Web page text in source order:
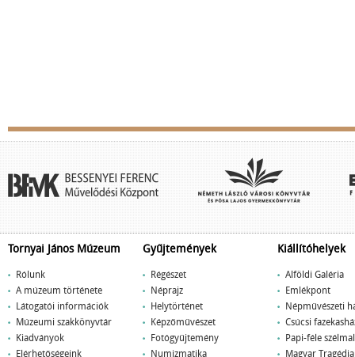
Tornyai János Múzeum
Rólunk
A múzeum története
Látogatói információk
Múzeumi szakkönyvtár
Kiadványok
Elérhetőségeink
Gyűjtemények
Régészet
Néprajz
Helytörténet
Képzőművészet
Fotógyűjtemény
Numizmatika
Kiállítóhelyek
Alföldi Galéria
Emlékpont
Népművészeti
Csúcsi
Papi-féle
Magyar